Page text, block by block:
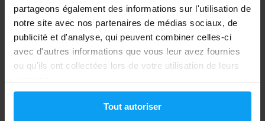
partageons également des informations sur l'utilisation de
notre site avec nos partenaires de médias sociaux, de
publicité et d'analyse, qui peuvent combiner celles-ci
avec d'autres informations que vous leur avez fournies
ou qu'ils ont collectées lors de votre utilisation de leurs
services.
Tout autoriser
1.000.000+ clients
Support client professionnel